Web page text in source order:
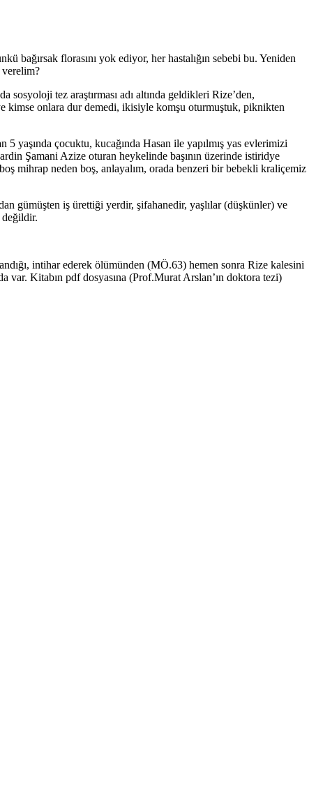
bağırsak florasını yok ediyor, her hastalığın sebebi bu. Yeniden
tez araştırması adı altında geldikleri Rize’den,
onlara dur demedi, ikisiyle komşu oturmuştuk, piknikten
5 yaşında çocuktu, kucağında Hasan ile yapılmış yas evlerimizi
Şamani Azize oturan heykelinde başının üzerinde istiridye
mihrap neden boş, anlayalım, orada benzeri bir bebekli kraliçemiz
gümüşten iş ürettiği yerdir, şifahanedir, yaşlılar (düşkünler) ve
intihar ederek ölümünden (MÖ.63) hemen sonra Rize kalesini
var. Kitabın pdf dosyasına (Prof.Murat Arslan’ın doktora tezi)